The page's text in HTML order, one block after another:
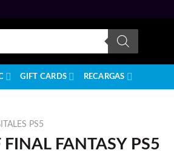
GIFT CARDS RECARGAS
PS5
FANTASY PS5